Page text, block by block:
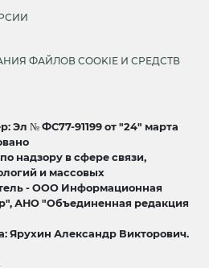
ФАЙЛОВ COOKIE И СРЕДСТВ
Эл № ФС77-91199 от "24" марта
надзору в сфере связи,
и массовых
- ООО Информационная
АНО "Объединенная редакция
Ярухин Александр Викторович.